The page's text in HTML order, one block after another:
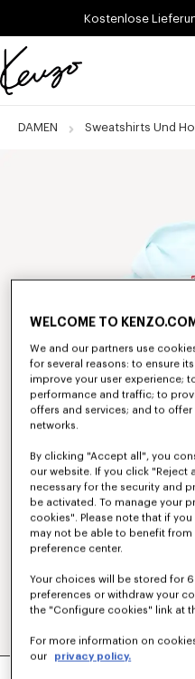
Skip to main content
Skip to footer content
Kostenlose
Offizielle
Website
DAMEN Sweatshirts Und
WELCOME TO KENZO.COM
We and our partners use
for several reasons: to ensure
improve your user experience;
performance and traffic; to
offers and services; and to
networks.
By clicking "Accept all", you
our website. If you click "Reject
necessary for the security and
be activated. To manage your
cookies". Please note that if
may not be able to benefit
preference center.
Your choices will be stored for
preferences or withdraw your
the "Configure cookies" link at
For more information on
our
privacy policy.